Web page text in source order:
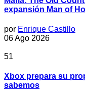
expansión Man of
por Enrique Castillo
06 Ago 2026
51
Xbox prepara su
sabemos